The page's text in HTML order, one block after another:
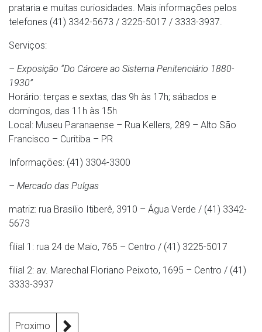
prataria e muitas curiosidades. Mais informações pelos
telefones (41) 3342-5673 / 3225-5017 / 3333-3937.
Serviços:
– Exposição “Do Cárcere ao Sistema Penitenciário 1880-
1930”
Horário: terças e sextas, das 9h às 17h; sábados e
domingos, das 11h às 15h
Local: Museu Paranaense – Rua Kellers, 289 – Alto São
Francisco – Curitiba – PR
Informações: (41) 3304-3300
– Mercado das Pulgas
matriz: rua Brasílio Itiberê, 3910 – Água Verde / (41) 3342-
5673
filial 1: rua 24 de Maio, 765 – Centro / (41) 3225-5017
filial 2: av. Marechal Floriano Peixoto, 1695 – Centro / (41)
3333-3937
Proximo